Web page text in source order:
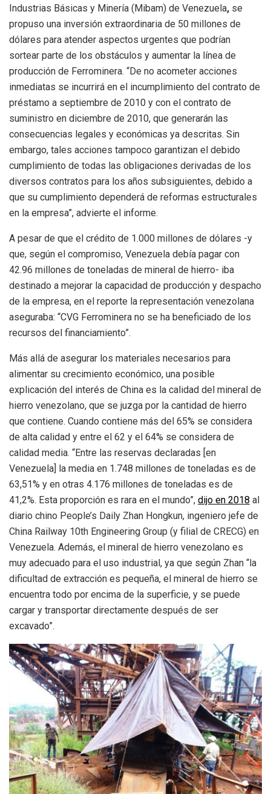
Industrias Básicas y Minería (Mibam) de Venezuela, se
propuso una inversión extraordinaria de 50 millones de
dólares para atender aspectos urgentes que podrían
sortear parte de los obstáculos y aumentar la línea de
producción de Ferrominera. “De no acometer acciones
inmediatas se incurrirá en el incumplimiento del contrato de
préstamo a septiembre de 2010 y con el contrato de
suministro en diciembre de 2010, que generarán las
consecuencias legales y económicas ya descritas. Sin
embargo, tales acciones tampoco garantizan el debido
cumplimiento de todas las obligaciones derivadas de los
diversos contratos para los años subsiguientes, debido a
que su cumplimiento dependerá de reformas estructurales
en la empresa”, advierte el informe.
A pesar de que el crédito de 1.000 millones de dólares -y
que, según el compromiso, Venezuela debía pagar con
42.96 millones de toneladas de mineral de hierro- iba
destinado a mejorar la capacidad de producción y despacho
de la empresa, en el reporte la representación venezolana
aseguraba: “CVG Ferrominera no se ha beneficiado de los
recursos del financiamiento”.
Más allá de asegurar los materiales necesarios para
alimentar su crecimiento económico, una posible
explicación del interés de China es la calidad del mineral de
hierro venezolano, que se juzga por la cantidad de hierro
que contiene. Cuando contiene más del 65% se considera
de alta calidad y entre el 62 y el 64% se considera de
calidad media. “Entre las reservas declaradas [en
Venezuela] la media en 1.748 millones de toneladas es de
63,51% y en otras 4.176 millones de toneladas es de
41,2%. Esta proporción es rara en el mundo”, dijo en 2018 al
diario chino People’s Daily Zhan Hongkun, ingeniero jefe de
China Railway 10th Engineering Group (y filial de CRECG) en
Venezuela. Además, el mineral de hierro venezolano es
muy adecuado para el uso industrial, ya que según Zhan “la
dificultad de extracción es pequeña, el mineral de hierro se
encuentra todo por encima de la superficie, y se puede
cargar y transportar directamente después de ser
excavado”.